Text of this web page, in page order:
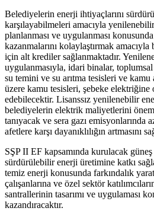
Belediyelerin enerji ihtiyaçlarını
karşılayabilmeleri amacıyla
planlanması ve uygulanması
kazanmalarını kolaylaştırmak
için alt krediler sağlanmaktadır.
uygulanmasıyla, idari binalar,
su temini ve su arıtma tesisleri ve kamu
üzere kamu tesisleri, şebeke elektriğine
edebilecektir. Lisanssız yenilenebilir
belediyelerin elektrik maliyetlerini
tanıyacak ve sera gazı emisyonlarında
afetlere karşı dayanıklılığın artmasını
SŞP II EF kapsamında kurulacak
sürdürülebilir enerji üretimine katkı
temiz enerji konusunda farkındalık
çalışanlarına ve özel sektör
santrallerinin tasarımı ve uygulaması
kazandıracaktır.